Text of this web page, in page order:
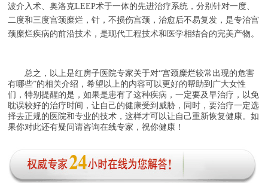
波介入术、奥洛克LEEP术于一体的先进治疗系统，分别针对一度、
二度和三度宫颈糜烂，针，不损伤宫颈，治愈后不易复发，是专治宫
颈糜烂疾病的前沿技术，是现代工程技术和医学相结合的完美产物。
总之，以上是红房子医院专家关于对“宫颈糜烂较常出现的危害
有哪些”的相关介绍，希望以上的内容可以更好的帮助到广大女性
们，特别提醒的是，如果是患有了这种疾病，一定要及早治疗，以免
耽误较好的治疗时间，让自己的健康受到威胁，同时，要治疗一定选
择去正规的医院和专业的技术，这样才可以让自己重新恢复健康。如
果你对此还有疑问请咨询在线专家，祝你健康！